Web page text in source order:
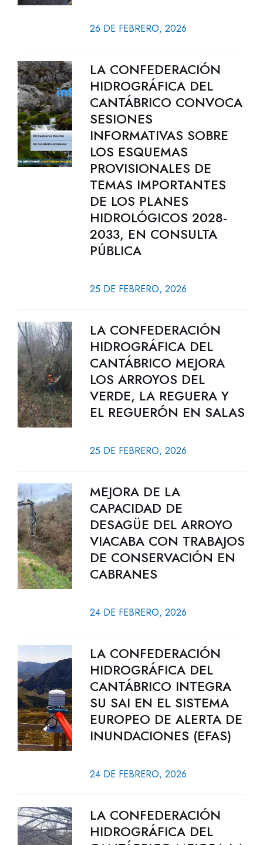
26 DE FEBRERO, 2026
LA CONFEDERACIÓN
HIDROGRÁFICA DEL
CANTÁBRICO CONVOCA
SESIONES
INFORMATIVAS SOBRE
LOS ESQUEMAS
PROVISIONALES DE
TEMAS IMPORTANTES
DE LOS PLANES
HIDROLÓGICOS 2028-
2033, EN CONSULTA
PÚBLICA
25 DE FEBRERO, 2026
LA CONFEDERACIÓN
HIDROGRÁFICA DEL
CANTÁBRICO MEJORA
LOS ARROYOS DEL
VERDE, LA REGUERA Y
EL REGUERÓN EN SALAS
25 DE FEBRERO, 2026
MEJORA DE LA
CAPACIDAD DE
DESAGÜE DEL ARROYO
VIACABA CON TRABAJOS
DE CONSERVACIÓN EN
CABRANES
24 DE FEBRERO, 2026
LA CONFEDERACIÓN
HIDROGRÁFICA DEL
CANTÁBRICO INTEGRA
SU SAI EN EL SISTEMA
EUROPEO DE ALERTA DE
INUNDACIONES (EFAS)
24 DE FEBRERO, 2026
LA CONFEDERACIÓN
HIDROGRÁFICA DEL